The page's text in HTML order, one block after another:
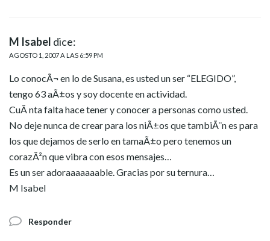
M Isabel dice:
AGOSTO 1, 2007 A LAS 6:59 PM
Lo conocÃ¬ en lo de Susana, es usted un ser “ELEGIDO”,
tengo 63 aÃ±os y soy docente en actividad.
CuÃ nta falta hace tener y conocer a personas como usted.
No deje nunca de crear para los niÃ±os que tambiÃ¨n es para
los que dejamos de serlo en tamaÃ±o pero tenemos un
corazÃ²n que vibra con esos mensajes…
Es un ser adoraaaaaaable. Gracias por su ternura…
M Isabel
Responder